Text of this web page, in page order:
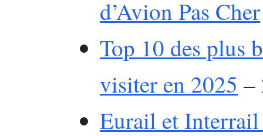
d’Avion Pas Cher
Top 10 des plus
visiter en 2025 –
Eurail et